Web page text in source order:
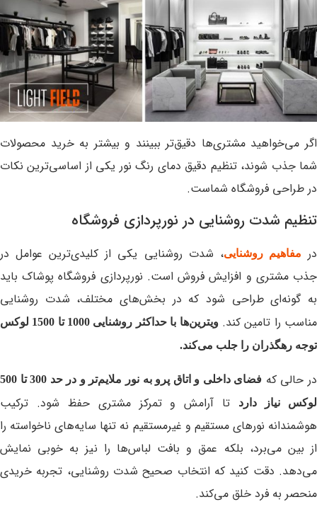
اگر می‌خواهید مشتری‌ها دقیق‌تر ببینند و بیشتر به خرید محصولات
شما جذب شوند، تنظیم دقیق دمای رنگ نور یکی از اساسی‌ترین نکات
در طراحی فروشگاه شماست.
تنظیم شدت روشنایی در نورپردازی فروشگاه
در مفاهیم روشنایی، شدت روشنایی یکی از کلیدی‌ترین عوامل در
جذب مشتری و افزایش فروش است. نورپردازی فروشگاه پوشاک باید
به گونه‌ای طراحی شود که در بخش‌های مختلف، شدت روشنایی
مناسب را تامین کند.
ویترین‌ها با حداکثر روشنایی 1000 تا 1500 لوکس
توجه رهگذران را جلب می‌کند.
در حالی که
فضای داخلی و اتاق پرو به نور ملایم‌تر و در حد 300 تا 500
لوکس نیاز دارد
تا آرامش و تمرکز مشتری حفظ شود. ترکیب
هوشمندانه نورهای مستقیم و غیرمستقیم نه تنها سایه‌های ناخواسته را
از بین می‌برد، بلکه عمق و بافت لباس‌ها را نیز به‌ خوبی نمایش
می‌دهد. دقت کنید که انتخاب صحیح شدت روشنایی، تجربه خریدی
منحصر به‌ فرد خلق می‌کند.